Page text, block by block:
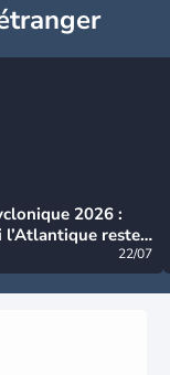
2026 :
l’Atlantique reste
22/07